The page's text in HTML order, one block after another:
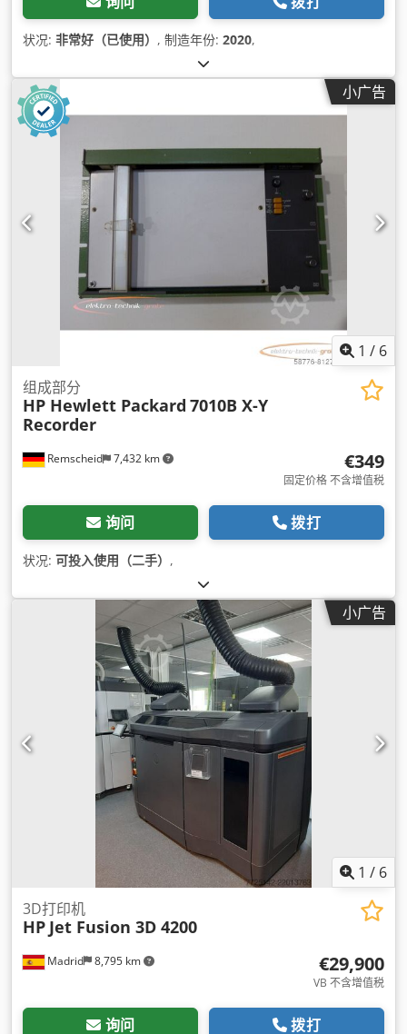
状况: 非常好（已使用） , 制造年份: 2020,
小广告
1 / 6
Remscheid 7,432 km
组成部分
HP Hewlett Packard 7010B X-Y
Recorder
€349
固定价格 不含增值税
询问 拨打
状况: 可投入使用（二手） ,
小广告
1 / 6
Madrid 8,795 km
3D打印机
HP Jet Fusion 3D 4200
€29,900
VB 不含增值税
询问 拨打